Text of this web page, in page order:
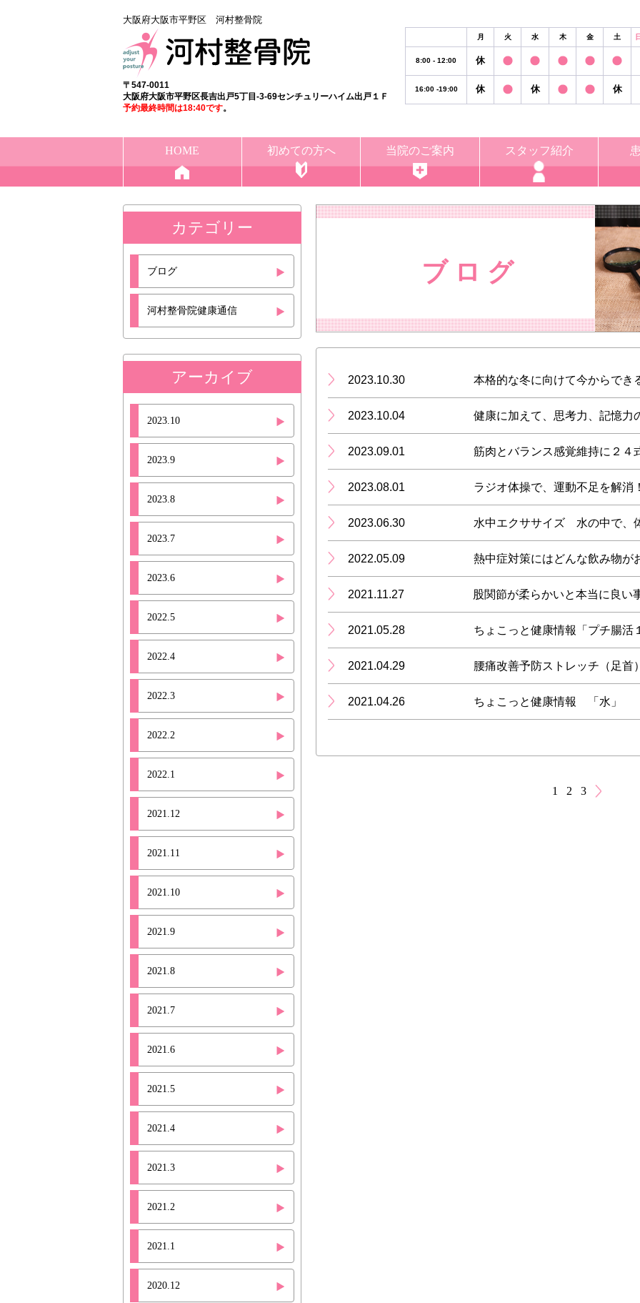
大阪府大阪市平野区 河村整骨院
〒547-0011
大阪府大阪市平野区長吉出戸5丁目-3-69センチュリーハイム出戸１Ｆ
予約最終時間は18:40です。
月 火 水 木 金 土
8:00 - 12:00 休
16:00 -19:00 休 休 休
HOME 初めての方へ 当院のご案内 スタッフ紹介
ブ ロ グ
2023.10.30 本格的な冬に向けて今からでき
2023.10.04
2023.09.01 筋肉とバランス感覚維持に２４
2023.08.01 ラジオ体操で、運動不足を解消
2023.06.30 水中エクササイズ 水の中で、
2022.05.09 熱中症対策にはどんな飲み物が
2021.11.27 股関節が柔らかいと本当に良い
2021.05.28 ちょこっと健康情報「プチ腸活
2021.04.29 腰痛改善予防ストレッチ（足首
2021.04.26 ちょこっと健康情報 「水」
1 2 3
カテゴリー
ブログ
河村整骨院健康通信
アーカイブ
2023.10
2023.9
2023.8
2023.7
2023.6
2022.5
2022.4
2022.3
2022.2
2022.1
2021.12
2021.11
2021.10
2021.9
2021.8
2021.7
2021.6
2021.5
2021.4
2021.3
2021.2
2021.1
2020.12